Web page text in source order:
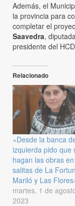
Además, el
la provincia para
completar el
Saavedra,
presidente del
Relacionado
«Desde la banca
izquierda pido que
hagan las obras
salitas de La
Mariló y Las
martes, 1 de
2023